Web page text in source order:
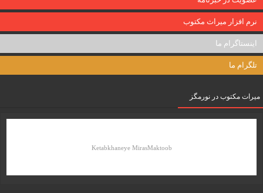
نرم افزار میراث مکتوب
اینستاگرام ما
تلگرام ما
میرات مکتوب در نورمگز
Ketabkhaneye MirasMaktoob